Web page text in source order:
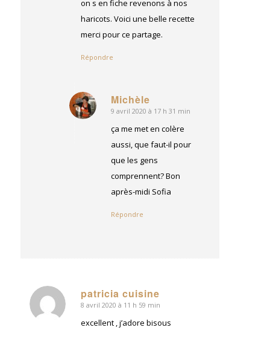
on s en fiche revenons à nos
haricots. Voici une belle recette
merci pour ce partage.
Répondre
Michèle
dit
9 avril 2020 à 17 h 31 min
ça me met en colère
aussi, que faut-il pour
que les gens
comprennent? Bon
après-midi Sofia
Répondre
patricia cuisine
dit
:
8 avril 2020 à 11 h 59 min
excellent , j’adore bisous